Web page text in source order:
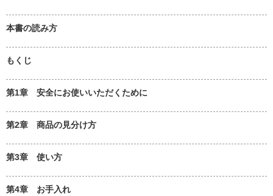
本書の読み方
もくじ
第1章 安全にお使いいただくために
第2章 商品の見分け方
第3章 使い方
第4章 お手入れ